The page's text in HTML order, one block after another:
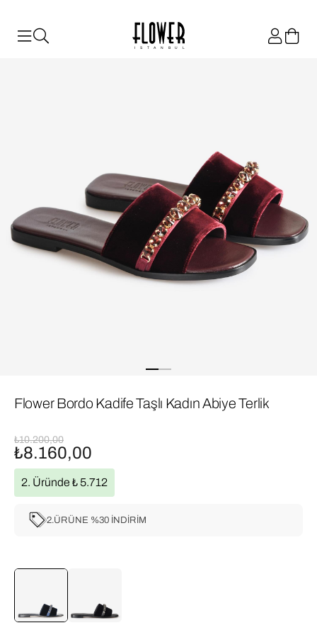
ISTANBUL
Flower Bordo Kadife Taşlı Kadın Abiye Terlik
₺10.200,00
₺8.160,00
2.ÜRÜNE %30 İNDİRİM
2. Üründe ₺ 5.712